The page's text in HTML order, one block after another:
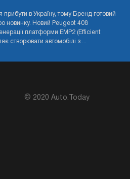
прибути в Україну, тому Бренд готовий
новинку. Новий Peugeot 408
платформи EMP2 (Efficient
створювати автомобілі з ...
© 2020 Auto.Today